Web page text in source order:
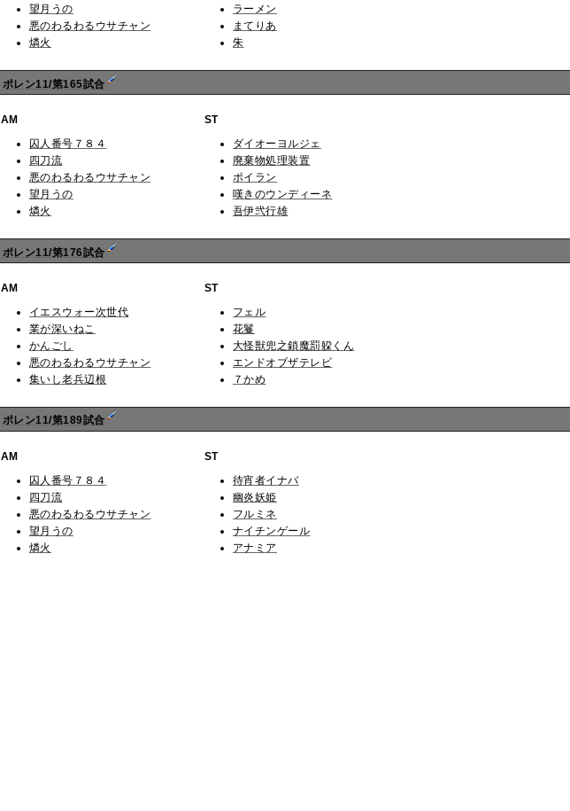
望月うの
悪のわるわるウサチャン
燐火
ラーメン
まてりあ
朱
ポレン11/第165試合
AM
囚人番号７８４
四刀流
悪のわるわるウサチャン
望月うの
燐火
ST
ダイオーヨルジェ
廃棄物処理装置
ポイラン
嘆きのウンディーネ
吾伊弐行雄
ポレン11/第176試合
AM
イエスウォー次世代
業が深いねこ
かんごし
悪のわるわるウサチャン
集いし老兵辺根
ST
フェル
花鬘
大怪獣兜之鎖魔罰躱くん
エンドオブザテレビ
７かめ
ポレン11/第189試合
AM
囚人番号７８４
四刀流
悪のわるわるウサチャン
望月うの
燐火
ST
待宵者イナバ
幽炎妖姫
フルミネ
ナイチンゲール
アナミア